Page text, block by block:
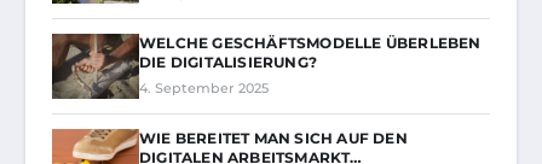
WELCHE GESCHÄFTSMODELLE ÜBERLEBEN
DIE DIGITALISIERUNG?
4. September 2025
WIE BEREITET MAN SICH AUF DEN
DIGITALEN ARBEITSMARKT…